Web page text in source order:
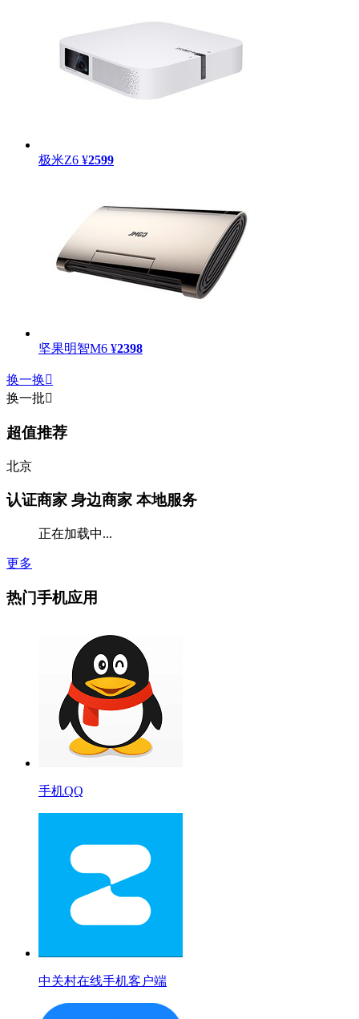
极米Z6 ¥2599
坚果明智M6 ¥2398
换一换
换一批
超值推荐
北京
认证商家 身边商家 本地服务
正在加载中...
更多
热门手机应用
手机QQ
中关村在线手机客户端